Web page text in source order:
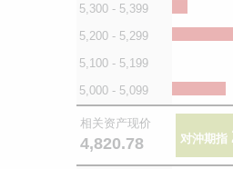
5,300 - 5,399
5,200 - 5,299
5,100 - 5,199
5,000 - 5,099
相关资产现价
4,820.78 对沖期指